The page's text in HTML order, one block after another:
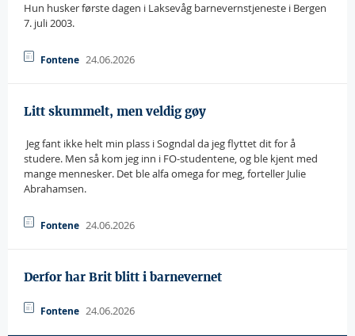
Hun husker første dagen i Laksevåg barnevernstjeneste i Bergen
7. juli 2003.
Fontene 24.06.2026
Litt skummelt, men veldig gøy
 Jeg fant ikke helt min plass i Sogndal da jeg flyttet dit for å
studere. Men så kom jeg inn i FO-studentene, og ble kjent med
mange mennesker. Det ble alfa omega for meg, forteller Julie
Abrahamsen.
Fontene 24.06.2026
Derfor har Brit blitt i barnevernet
Fontene 24.06.2026